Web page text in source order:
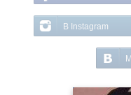
В Instagram